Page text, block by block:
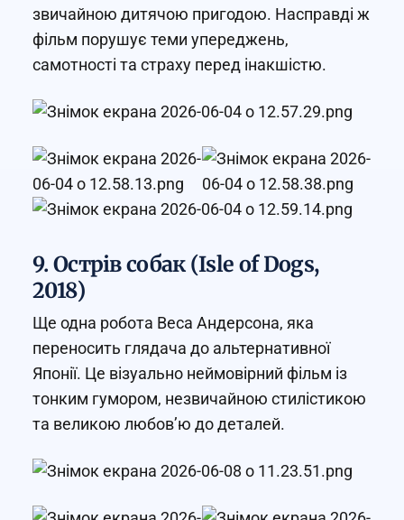
звичайною дитячою пригодою. Насправді ж
фільм порушує теми упереджень,
самотності та страху перед інакшістю.
9. Острів собак (Isle of Dogs,
2018)
Ще одна робота Веса Андерсона, яка
переносить глядача до альтернативної
Японії. Це візуально неймовірний фільм із
тонким гумором, незвичайною стилістикою
та великою любов’ю до деталей.